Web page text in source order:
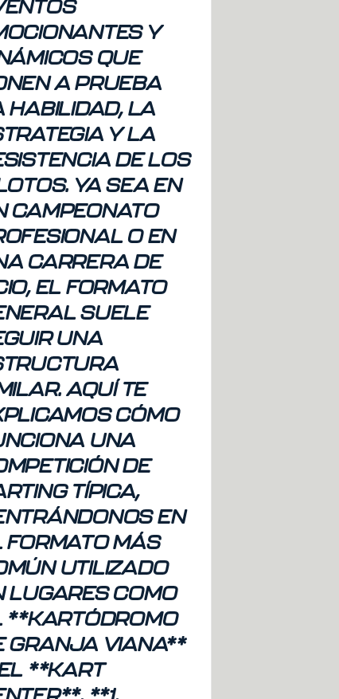
Y
QUE
A PRUEBA
HABILIDAD, LA
Y LA
DE LOS
YA SEA EN
CAMPEONATO
O EN
CARRERA DE
EL FORMATO
SUELE
UNA
AQUÍ TE
CÓMO
UNA
DE
TÍPICA,
EN
FORMATO MÁS
UTILIZADO
LUGARES COMO
**KARTÓDROMO
GRANJA VIANA**
**KART